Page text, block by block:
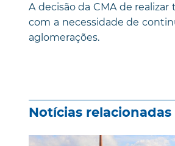
A decisão da CMA de
com a necessidade de
aglomerações.
Notícias relacionadas